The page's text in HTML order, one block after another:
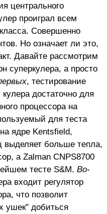
центрального
проиграл всем
Совершенно
Но означает ли это,
Давайте рассмотрим
суперкулера, а просто
, тестирование
достаточно для
процессора на
для теста
ядре Kentsfield,
выделяет больше тепла,
а Zalman CNPS8700
тесте S&M. Во-
входит регулятор
что позволит
ушек" добиться